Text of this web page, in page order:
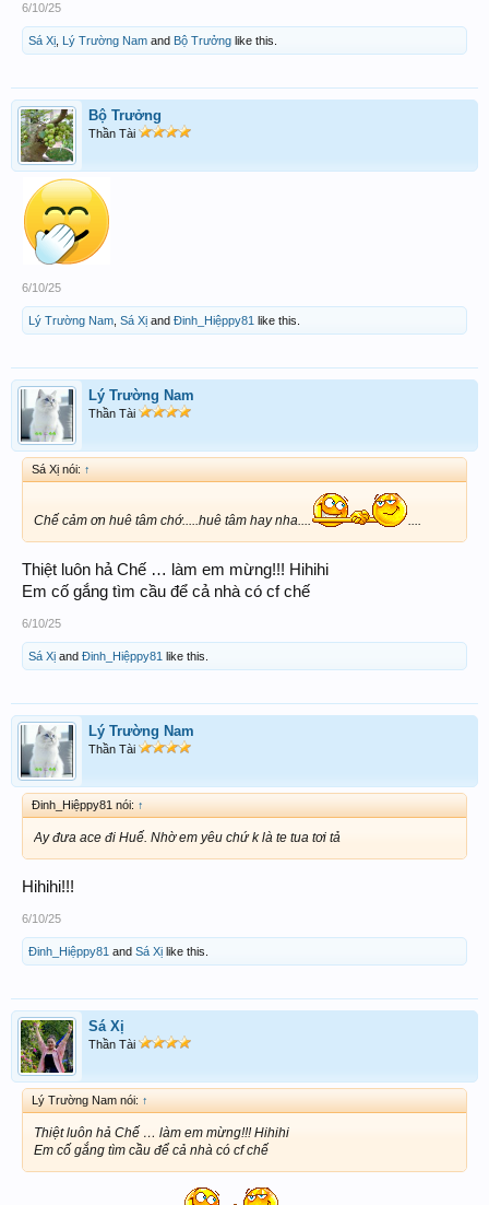
6/10/25
Sá Xị Lý Trường Nam and Bộ Trưởng like this.
Bộ Trưởng
Thần Tài
6/10/25
Lý Trường Nam Sá Xị and Đinh_Hiệppy81 like this.
Lý Trường Nam
Thần Tài
Sá Xị nói: ↑
Chế cảm ơn huê tâm chớ.....huê tâm hay nha.... ....
Thiệt luôn hả Chế … làm em mừng!!! Hihihi
Em cố gắng tìm cầu để cả nhà có cf chế
6/10/25
Sá Xị and Đinh_Hiệppy81 like this.
Lý Trường Nam
Thần Tài
Đinh_Hiệppy81 nói: ↑
Ay đưa ace đi Huế. Nhờ em yêu chứ k là te tua tơi tả
Hihihi!!!
6/10/25
Đinh_Hiệppy81 and Sá Xị like this.
Sá Xị
Thần Tài
Lý Trường Nam nói: ↑
Thiệt luôn hả Chế … làm em mừng!!! Hihihi
Em cố gắng tìm cầu để cả nhà có cf chế